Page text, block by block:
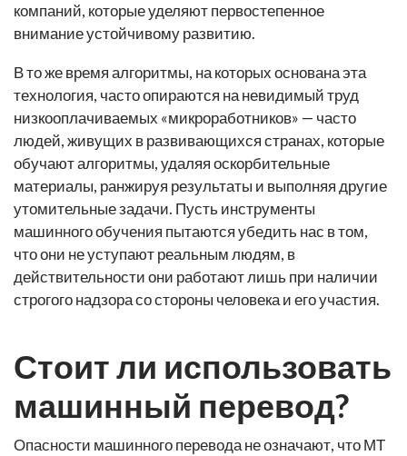
компаний, которые уделяют первостепенное
внимание устойчивому развитию.
В то же время алгоритмы, на которых основана эта
технология, часто опираются на невидимый труд
низкооплачиваемых «микроработников» — часто
людей, живущих в развивающихся странах, которые
обучают алгоритмы, удаляя оскорбительные
материалы, ранжируя результаты и выполняя другие
утомительные задачи. Пусть инструменты
машинного обучения пытаются убедить нас в том,
что они не уступают реальным людям, в
действительности они работают лишь при наличии
строгого надзора со стороны человека и его участия.
Стоит ли использовать
машинный перевод?
Опасности машинного перевода не означают, что МТ